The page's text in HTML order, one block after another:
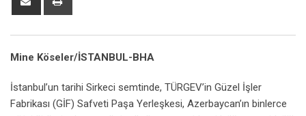
Mine Köseler/İSTANBUL-BHA
İstanbul’un tarihi Sirkeci semtinde, TÜRGEV’in Güzel İşler
Fabrikası (GİF) Safveti Paşa Yerleşkesi, Azerbaycan’ın binlerce